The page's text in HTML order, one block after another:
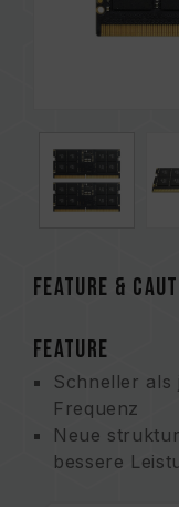
FEATURE &
FEATURE
Schneller
Frequenz
Neue
bessere